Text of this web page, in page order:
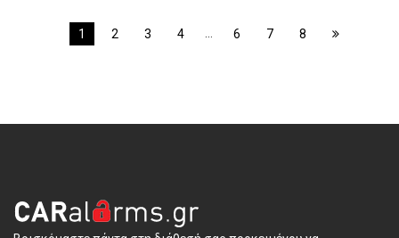
1 2 3 4 6 7 8